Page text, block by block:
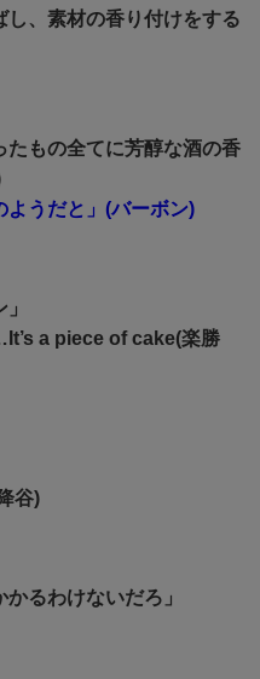
し、素材の香り付けをする
たもの全てに芳醇な酒の香
うだと」(バーボン)
a piece of cake(楽勝
谷)
るわけないだろ」